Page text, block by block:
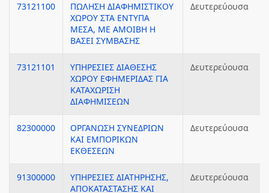
73121100
ΠΩΛΗΣΗ ΔΙΑΦΗΜΙΣΤΙΚΟΥ
ΧΩΡΟΥ ΣΤΑ ΕΝΤΥΠΑ
ΜΕΣΑ, ΜΕ ΑΜΟΙΒΗ Η
ΒΑΣΕΙ ΣΥΜΒΑΣΗΣ
Δευτερεύουσα
73121101
ΥΠΗΡΕΣΙΕΣ ΔΙΑΘΕΣΗΣ
ΧΩΡΟΥ ΕΦΗΜΕΡΙΔΑΣ ΓΙΑ
ΚΑΤΑΧΩΡΙΣΗ
ΔΙΑΦΗΜΙΣΕΩΝ
Δευτερεύουσα
82300000
ΟΡΓΑΝΩΣΗ ΣΥΝΕΔΡΙΩΝ
ΚΑΙ ΕΜΠΟΡΙΚΩΝ
ΕΚΘΕΣΕΩΝ
Δευτερεύουσα
91300000
ΥΠΗΡΕΣΙΕΣ ΔΙΑΤΗΡΗΣΗΣ,
ΑΠΟΚΑΤΑΣΤΑΣΗΣ ΚΑΙ
Δευτερεύουσα